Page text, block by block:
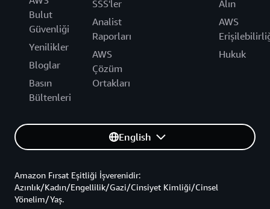
Bulut
Güvenliği
Yenilikler
Bloglar
Basın
Bültenleri
SSS'ler
Analist
Raporları
AWS
Çözüm
Ortakları
Alın
AWS
Hukuk
English
Amazon Fırsat Eşitliği İşverenidir:
Azınlık/Kadın/Engellilik/Gazi/Cinsiyet Kimliği/Cinsel
Yönelim/Yaş.